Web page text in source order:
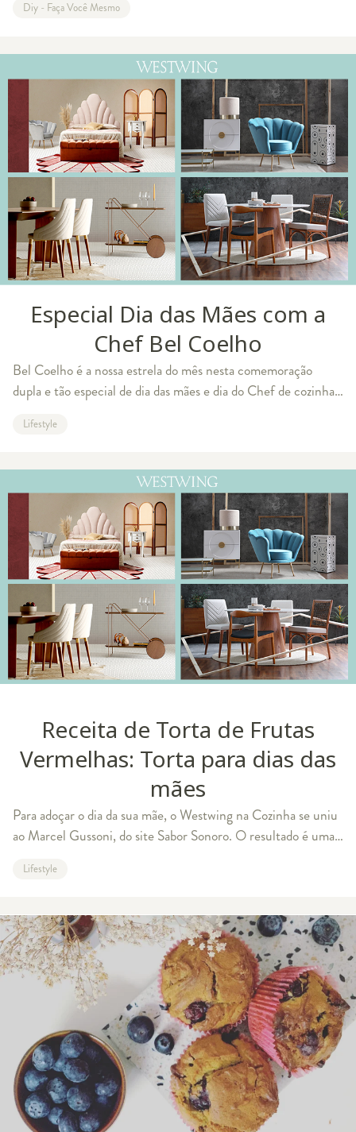
este ano? Então, aprenda com
Diy - Faça Você Mesmo
Especial Dia das Mães com a
Chef Bel Coelho
Bel Coelho é a nossa estrela do mês nesta comemoração
dupla e tão especial de dia das mães e dia do Chef de cozinha!
revelação da Veja São Paulo na
Lifestyle
Receita de Torta de Frutas
Vermelhas: Torta para dias das
mães
Para adoçar o dia da sua mãe, o Westwing na Cozinha se uniu
ao Marcel Gussoni, do site Sabor Sonoro. O resultado é uma
ganache e frutas ver
Lifestyle